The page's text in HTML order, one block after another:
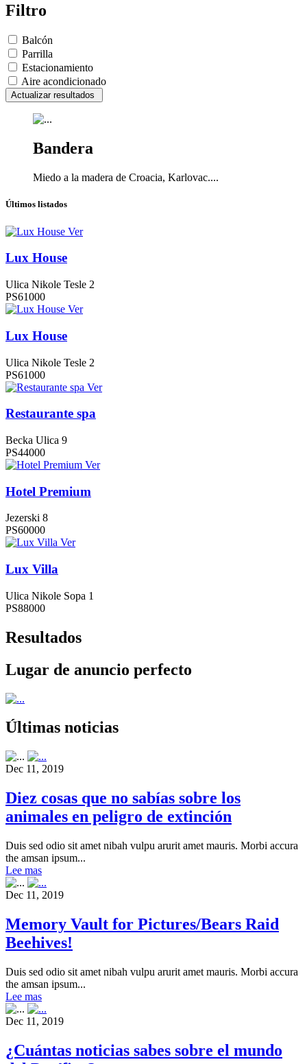
Filtro
Balcón
Parrilla
Estacionamiento
Aire acondicionado
Actualizar resultados
Bandera
Miedo a la madera de Croacia, Karlovac....
Últimos listados
Ver
Lux House
Ulica Nikole Tesle 2
PS61000
Ver
Lux House
Ulica Nikole Tesle 2
PS61000
Ver
Restaurante spa
Becka Ulica 9
PS44000
Ver
Hotel Premium
Jezerski 8
PS60000
Ver
Lux Villa
Ulica Nikole Sopa 1
PS88000
Resultados
Lugar de anuncio perfecto
Últimas noticias
Dec 11, 2019
Diez cosas que no sabías sobre los
animales en peligro de extinción
Duis sed odio sit amet nibah vulpu arurit amet mauris. Morbi accura
the amsan ipsum...
Lee mas
Dec 11, 2019
Memory Vault for Pictures/Bears Raid
Beehives!
Duis sed odio sit amet nibah vulpu arurit amet mauris. Morbi accura
the amsan ipsum...
Lee mas
Dec 11, 2019
¿Cuántas noticias sabes sobre el mundo